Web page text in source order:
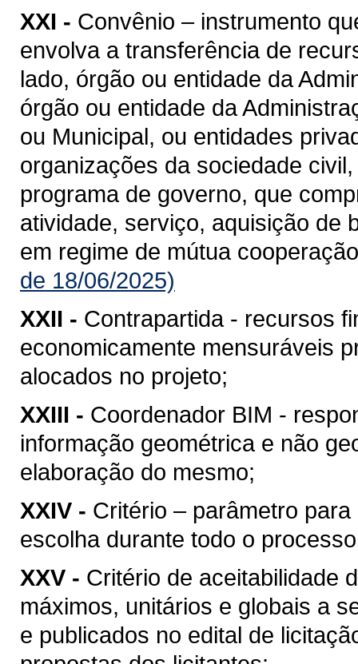
XXI - Convênio – instrumento
envolva a transferência de
lado, órgão ou entidade da
órgão ou entidade da
ou Municipal, ou entidades
organizações da sociedade
programa de governo, que
atividade, serviço, aquisição de
em regime de mútua
de 18/06/2025)
XXII - Contrapartida - recursos
economicamente mensuráveis
alocados no projeto;
XXIII - Coordenador BIM -
informação geométrica e não
elaboração do mesmo;
XXIV - Critério – parâmetro
escolha durante todo o
XXV - Critério de aceitabilidade
máximos, unitários e globais a
e publicados no edital de